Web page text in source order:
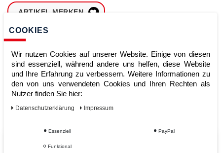
ARTIKEL MERKEN
Sofort lieferbar
Vom Profi für Profis - Ihre Vorteile
COOKIES
Wir nutzen Cookies auf unserer Website. Einige von diesen
sind essenziell, während andere uns helfen, diese Website
und Ihre Erfahrung zu verbessern. Weitere Informationen zu
den von uns verwendeten Cookies und Ihren Rechten als
Nutzer finden Sie hier:
Daten­schutz­erklärung Impressum
Essenziell PayPal
Funktional